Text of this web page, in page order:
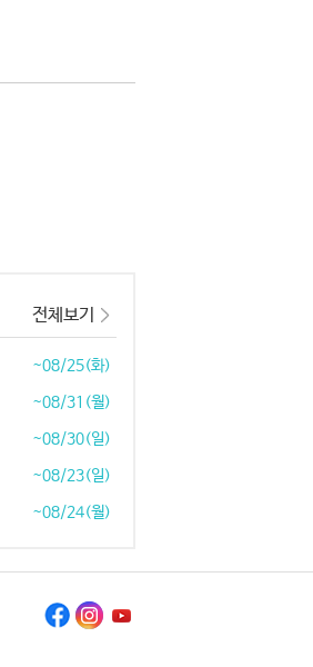
~08/25(화)
~08/31(월)
~08/30(일)
~08/23(일)
~08/24(월)
전체보기